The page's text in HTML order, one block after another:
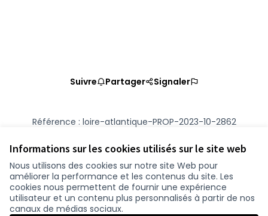
Informations sur les cookies utilisés sur le site web
Nous utilisons des cookies sur notre site Web pour
améliorer la performance et les contenus du site. Les
cookies nous permettent de fournir une expérience
utilisateur et un contenu plus personnalisés à partir de nos
canaux de médias sociaux.
Suivre Partager Signaler
Référence : loire-atlantique-PROP-2023-10-2862
Vérifiez l'empreinte numérique
Conditions d'utilisation
Paramètres des cookies
participer.loire-atlantique.fr sur Facebook
participer.loire-atlantique.fr sur Instagram
participer.loire-atlantique.fr sur YouTube